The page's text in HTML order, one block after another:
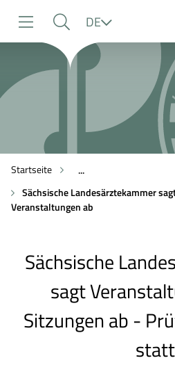
Navigation
Suche
Inhalt
DE
Startseite
...
Sächsische Landesärztekammer
Veranstaltungen ab
Sächsische
sagt
Sitzungen ab -
statt